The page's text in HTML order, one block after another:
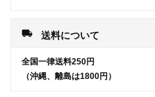
local_shipping 送料について
全国一律送料250円
（沖縄、離島は1800円）